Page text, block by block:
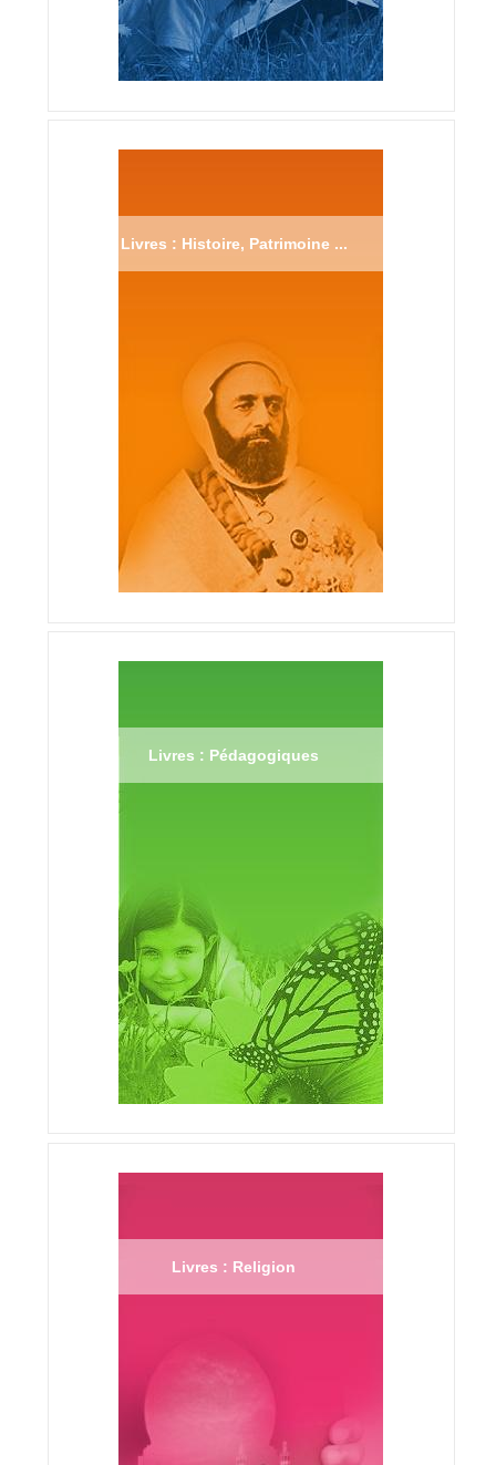
Livres : Histoire, Patrimoine ...
Livres : Pédagogiques
Livres : Religion